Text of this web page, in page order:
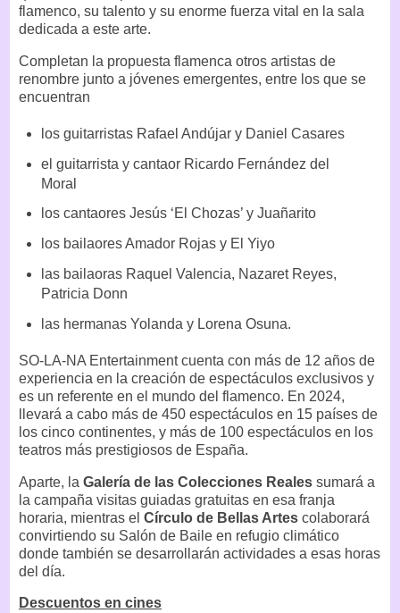
flamenco, su talento y su enorme fuerza vital en la sala
dedicada a este arte.
Completan la propuesta flamenca otros artistas de
renombre junto a jóvenes emergentes, entre los que se
encuentran
los guitarristas Rafael Andújar y Daniel Casares
el guitarrista y cantaor Ricardo Fernández del
Moral
los cantaores Jesús ‘El Chozas’ y Juañarito
los bailaores Amador Rojas y El Yiyo
las bailaoras Raquel Valencia, Nazaret Reyes,
Patricia Donn
las hermanas Yolanda y Lorena Osuna.
SO-LA-NA Entertainment cuenta con más de 12 años de
experiencia en la creación de espectáculos exclusivos y
es un referente en el mundo del flamenco. En 2024,
llevará a cabo más de 450 espectáculos en 15 países de
los cinco continentes, y más de 100 espectáculos en los
teatros más prestigiosos de España.
Aparte, la Galería de las Colecciones Reales sumará a
la campaña visitas guiadas gratuitas en esa franja
horaria, mientras el Círculo de Bellas Artes colaborará
convirtiendo su Salón de Baile en refugio climático
donde también se desarrollarán actividades a esas horas
del día.
Descuentos en cines